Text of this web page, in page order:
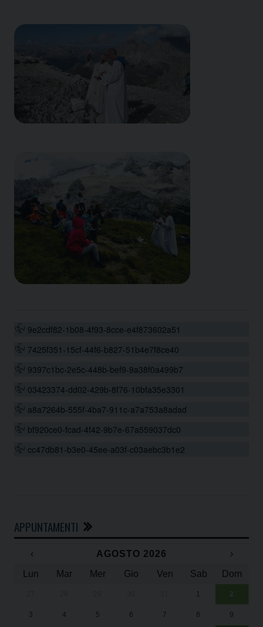
9e2cdf82-1b08-4f93-8cce-e4f873602a51
7425f351-15cf-44f6-b827-51b4e7f8ce40
9397c1bc-2e5c-448b-bef9-9a38f0a499b7
03423374-dd02-429b-8f76-10bfa35e3301
a8a7264b-555f-4ba7-911c-a7a753a8adad
bf920ce0-fcad-4f42-9b7e-67a559037dc0
cc47db81-b3e0-45ee-a03f-c03aebc3b1e2
APPUNTAMENTI
‹ AGOSTO 2026
›
Lun
Mar Mer Gio Ven Sab Dom
1 2
3 4 5 6 7 8 9